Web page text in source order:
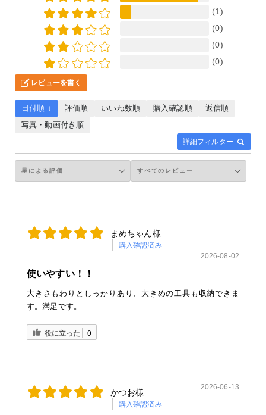
(1)
(0)
(0)
(0)
レビューを書く
詳細フィルター
日付順 ↓ 評価順 いいね数順 購入確認順
返信順
写真・動画付き順
まめちゃん様
購入確認済み
2026-08-02
使いやすい！！
大きさもわりとしっかりあり、大きめの工具も収納できま
す。満足です。
役に立った 0
かつお様
購入確認済み
2026-06-13